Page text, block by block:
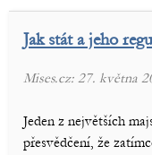
Jak stát a jeho
Mises.cz: 27. května
Jeden z největších
přesvědčení, že